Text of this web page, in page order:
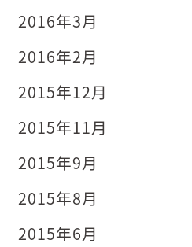
2016年3月
2016年2月
2015年12月
2015年11月
2015年9月
2015年8月
2015年6月